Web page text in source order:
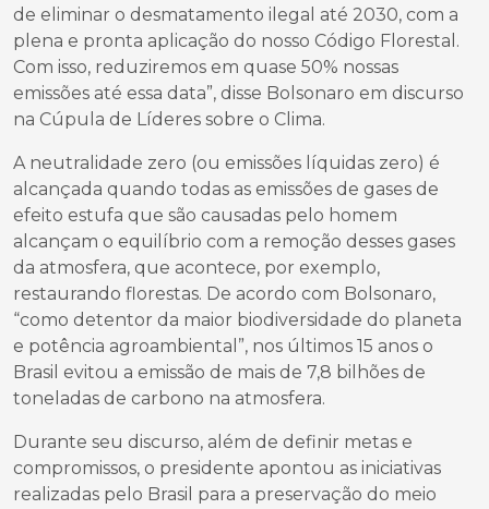
de eliminar o desmatamento ilegal até 2030, com a
plena e pronta aplicação do nosso Código Florestal.
Com isso, reduziremos em quase 50% nossas
emissões até essa data”, disse Bolsonaro em discurso
na Cúpula de Líderes sobre o Clima.
A neutralidade zero (ou emissões líquidas zero) é
alcançada quando todas as emissões de gases de
efeito estufa que são causadas pelo homem
alcançam o equilíbrio com a remoção desses gases
da atmosfera, que acontece, por exemplo,
restaurando florestas. De acordo com Bolsonaro,
“como detentor da maior biodiversidade do planeta
e potência agroambiental”, nos últimos 15 anos o
Brasil evitou a emissão de mais de 7,8 bilhões de
toneladas de carbono na atmosfera.
Durante seu discurso, além de definir metas e
compromissos, o presidente apontou as iniciativas
realizadas pelo Brasil para a preservação do meio